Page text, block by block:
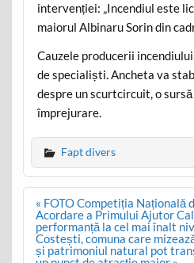
intervenției: „Incendiul este
maiorul Albinaru Sorin din
Cauzele producerii
de specialiști. Ancheta va
despre un scurtcircuit, o
împrejurare.
Fapt divers
Post
navigation
« FOTO Competiția Națională
Acordare a Primului Ajutor
performanță la cel mai înalt
Costești, comuna care
și patrimoniul natural pot